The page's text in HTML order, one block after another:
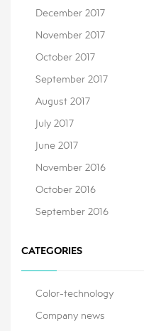
December 2017
November 2017
October 2017
September 2017
August 2017
July 2017
June 2017
November 2016
October 2016
September 2016
CATEGORIES
Color-technology
Company news